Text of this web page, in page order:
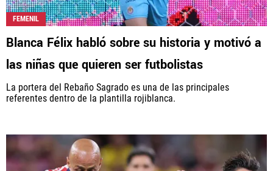
FEMENIL
Blanca Félix habló sobre su historia y motivó a
las niñas que quieren ser futbolistas
La portera del Rebaño Sagrado es una de las principales
referentes dentro de la plantilla rojiblanca.